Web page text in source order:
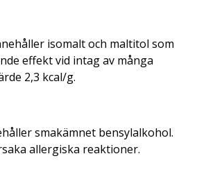
isomalt och maltitol som
effekt vid intag av många
2,3 kcal/g.
smakämnet bensylalkohol.
allergiska reaktioner.